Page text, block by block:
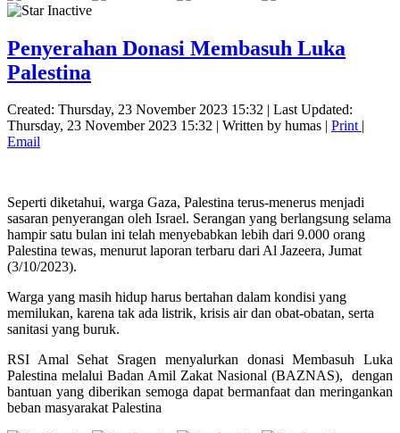
Penyerahan Donasi Membasuh Luka
Palestina
Created: Thursday, 23 November 2023 15:32 | Last Updated:
Thursday, 23 November 2023 15:32 | Written by humas | Print |
Email
Seperti diketahui, warga Gaza, Palestina terus-menerus menjadi
sasaran penyerangan oleh Israel. Serangan yang berlangsung selama
hampir satu bulan ini telah menyebabkan lebih dari 9.000 orang
Palestina tewas, menurut laporan terbaru dari Al Jazeera, Jumat
(3/10/2023).
Warga yang masih hidup harus bertahan dalam kondisi yang
memilukan, karena tak ada listrik, krisis air dan obat-obatan, serta
sanitasi yang buruk.
RSI Amal Sehat Sragen menyalurkan donasi Membasuh Luka
Palestina melalui Badan Amil Zakat Nasional (BAZNAS),
dengan
bantuan yang diberikan semoga dapat bermanfaat dan meringankan
beban masyarakat Palestina